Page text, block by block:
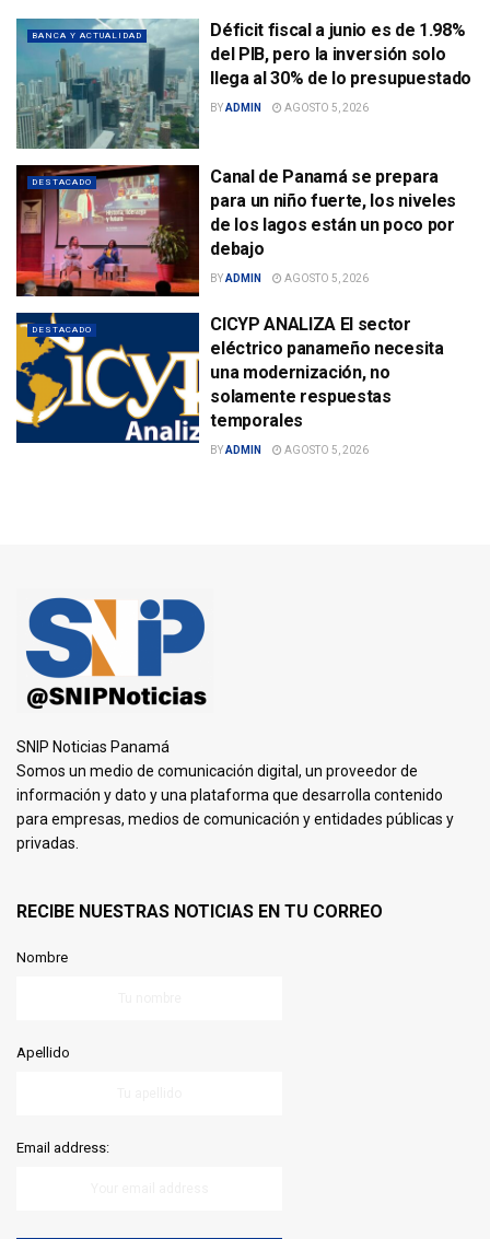
BANCA Y ACTUALIDAD
Déficit fiscal a junio es de 1.98%
del PIB, pero la inversión solo
llega al 30% de lo presupuestado
BYADMIN AGOSTO 5, 2026
DESTACADO
Canal de Panamá se prepara
para un niño fuerte, los niveles
de los lagos están un poco por
debajo
BYADMIN AGOSTO 5, 2026
DESTACADO
CICYP ANALIZA El sector
eléctrico panameño necesita
una modernización, no
solamente respuestas
temporales
BYADMIN AGOSTO 5, 2026
SNIP Noticias Panamá
Somos un medio de comunicación digital, un proveedor de
información y dato y una plataforma que desarrolla contenido
para empresas, medios de comunicación y entidades públicas y
privadas.
RECIBE NUESTRAS NOTICIAS EN TU CORREO
Nombre
Apellido
Email address: